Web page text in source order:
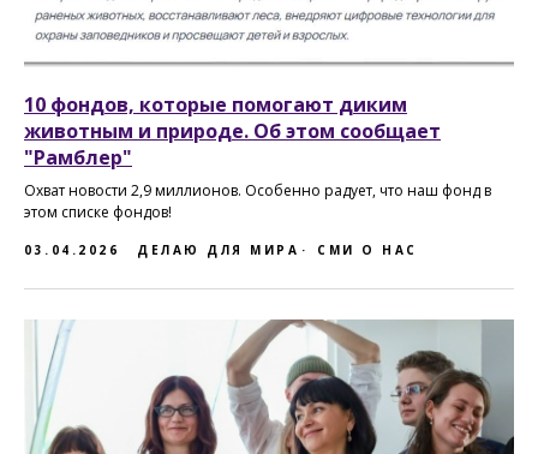
10 фондов, которые помогают диким
животным и природе. Об этом сообщает
"Рамблер"
Охват новости 2,9 миллионов. Особенно радует, что наш фонд в
этом списке фондов!
03.04.2026 ДЕЛАЮ ДЛЯ МИРА СМИ О НАС